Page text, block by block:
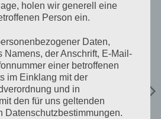
holen wir generell eine
Person ein.
Daten,
Namens, der Anschrift, E-Mail-
einer betroffenen
im Einklang mit der
und in
den für uns geltenden
Datenschutzbestimmungen.